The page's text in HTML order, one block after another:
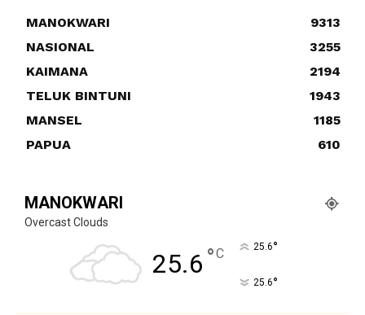
MANOKWARI
9313
NASIONAL
3255
KAIMANA
2194
TELUK BINTUNI
1943
MANSEL
1185
PAPUA
610
MANOKWARI
Overcast Clouds
25.6 °C 25.6°
25.6°